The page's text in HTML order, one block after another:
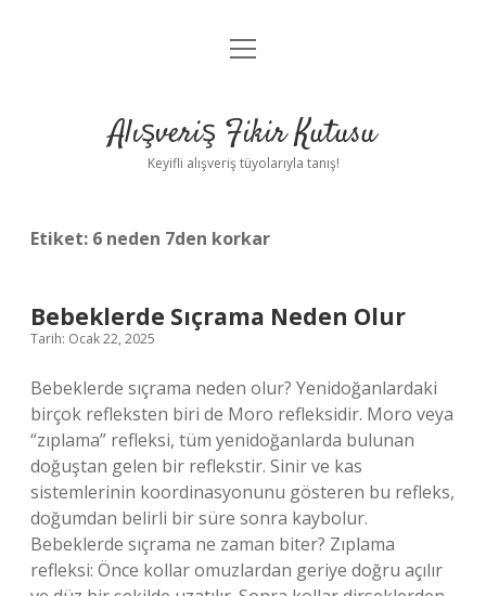
Anasayfa
Yasal Uyarı
menüyü
Alışveriş Fikir Kutusu
Keyifli alışveriş tüyolarıyla tanış!
Etiket: 6 neden 7den korkar
Bebeklerde Sıçrama Neden Olur
Tarih: Ocak 22, 2025
Bebeklerde sıçrama neden olur? Yenidoğanlardaki
birçok refleksten biri de Moro refleksidir. Moro veya
“zıplama” refleksi, tüm yenidoğanlarda bulunan
doğuştan gelen bir reflekstir. Sinir ve kas
sistemlerinin koordinasyonunu gösteren bu refleks,
doğumdan belirli bir süre sonra kaybolur.
Bebeklerde sıçrama ne zaman biter? Zıplama
refleksi: Önce kollar omuzlardan geriye doğru açılır